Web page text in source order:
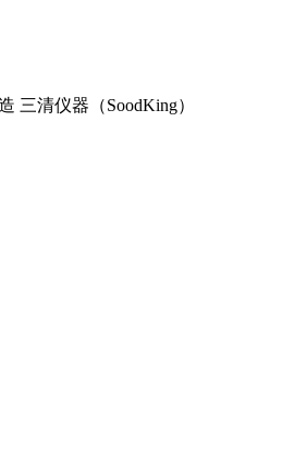
三清仪器（SoodKing）